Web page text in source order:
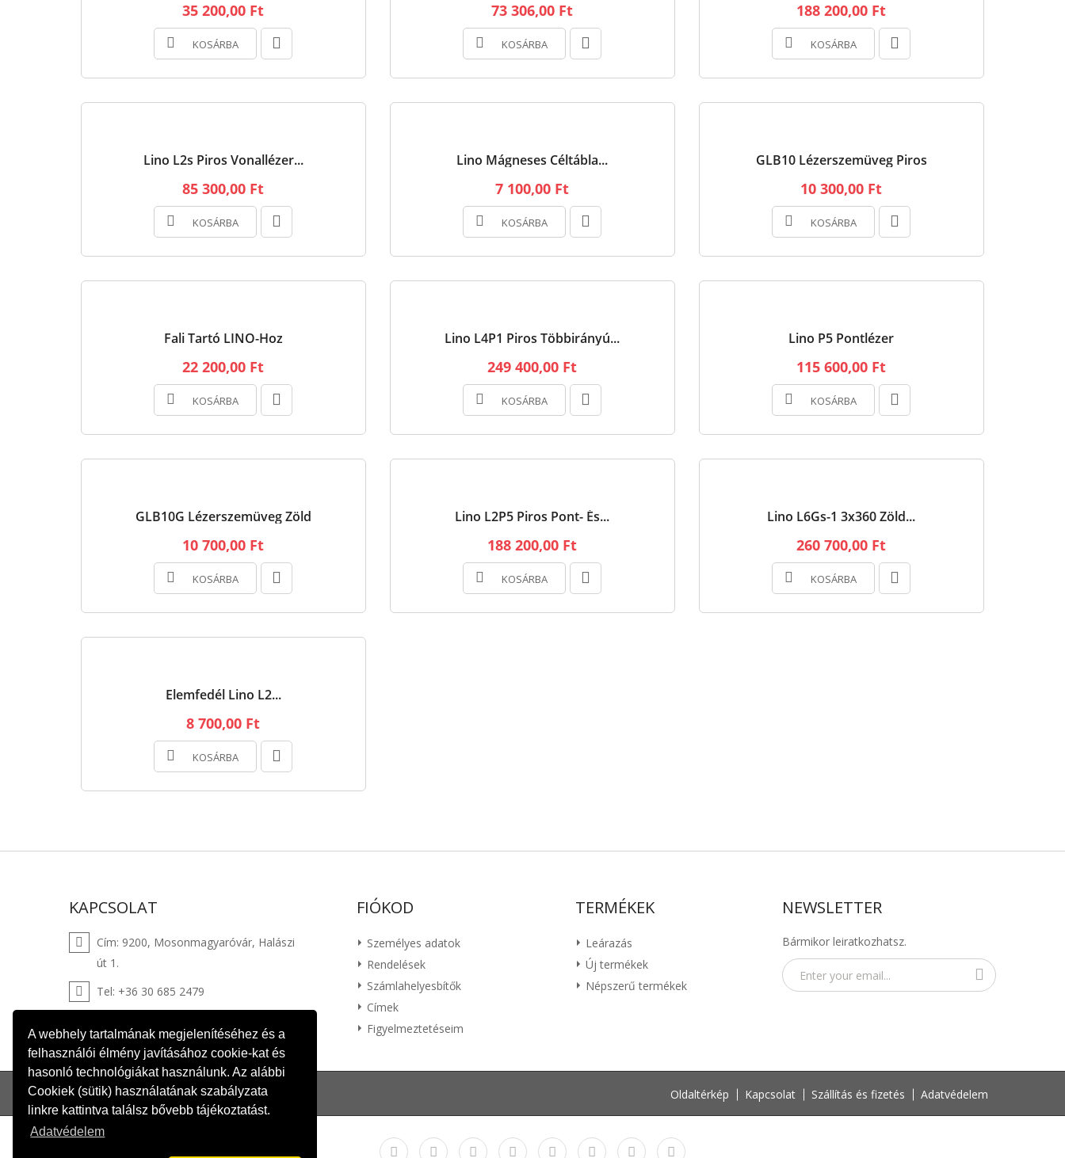
A webhely tartalmának megjelenítéséhez és a
felhasználói élmény javításához cookie-kat és
hasonló technológiákat használunk. Az alábbi
Cookiek (sütik) használatának szabályzata
linkre kattintva találsz bővebb tájékoztatást.
Adatvédelem
35 200,00 Ft
KOSÁRBA
73 306,00 Ft
KOSÁRBA
188 200,00 Ft
KOSÁRBA
Lino L2s Piros Vonallézer...
85 300,00 Ft
KOSÁRBA
Lino Mágneses Céltábla...
7 100,00 Ft
KOSÁRBA
GLB10 Lézerszemüveg Piros
10 300,00 Ft
KOSÁRBA
Fali Tartó LINO-Hoz
22 200,00 Ft
KOSÁRBA
Lino L4P1 Piros Többirányú...
249 400,00 Ft
KOSÁRBA
Lino P5 Pontlézer
115 600,00 Ft
KOSÁRBA
GLB10G Lézerszemüveg Zöld
10 700,00 Ft
KOSÁRBA
Lino L2P5 Piros Pont- És...
188 200,00 Ft
KOSÁRBA
Lino L6Gs-1 3x360 Zöld...
260 700,00 Ft
KOSÁRBA
Elemfedél Lino L2...
8 700,00 Ft
KOSÁRBA
KAPCSOLAT
Cím: 9200, Mosonmagyaróvár, Halászi
út 1.
Tel: +36 30 685 2479
FIÓKOD
Személyes adatok
Rendelések
Számlahelyesbítők
Címek
Figyelmeztetéseim
TERMÉKEK
Leárazás
Új termékek
Népszerű termékek
NEWSLETTER
Bármikor leiratkozhatsz.
Oldaltérkép Kapcsolat Szállítás és fizetés Adatvédelem